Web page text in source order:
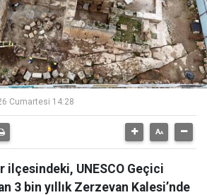
Cumartesi 14:28
ilçesindeki, UNESCO Geçici
3 bin yıllık Zerzevan Kalesi’nde